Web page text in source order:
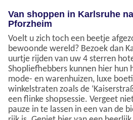
Van shoppen in Karlsruhe
Pforzheim
Voelt u zich toch een beetje
bewoonde wereld? Bezoek dan
uurtje rijden van uw 4 sterren
Shopliefhebbers kunnen hier hun
mode- en warenhuizen, luxe
winkelstraten zoals de
een flinke shopsessie. Vergeet
pauze in te lassen in een van de